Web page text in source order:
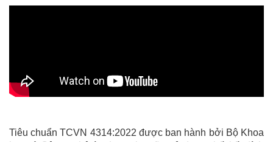
Tiêu chuẩn TCVN 4314:2022 được ban hành bởi Bộ Khoa